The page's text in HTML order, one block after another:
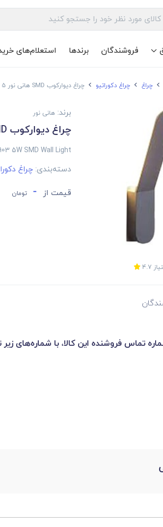
فروشندگان برندها استعلام‌های
چراغ چراغ دکوراتیو چراغ دیوارکوب SMD هانی نور 5 وات مدل 903
4.7
برند: هانی نور
چراغ دیوارکوب SMD هانی نور 5 وات مدل 903
5W SMD Wall Light
دسته‌بندی:چراغ
قیمت از - تومان
تماس فروشنده این کالا، با شماره‌های